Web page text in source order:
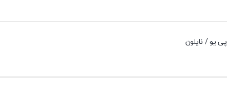
پی یو / نایلون